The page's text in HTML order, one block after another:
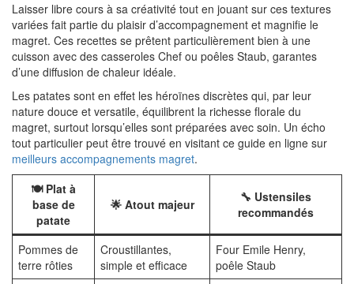
Laisser libre cours à sa créativité tout en jouant sur ces textures
variées fait partie du plaisir d’accompagnement et magnifie le
magret. Ces recettes se prêtent particulièrement bien à une
cuisson avec des casseroles Chef ou poêles Staub, garantes
d’une diffusion de chaleur idéale.
Les patates sont en effet les héroïnes discrètes qui, par leur
nature douce et versatile, équilibrent la richesse florale du
magret, surtout lorsqu’elles sont préparées avec soin. Un écho
tout particulier peut être trouvé en visitant ce guide en ligne sur
meilleurs accompagnements magret.
🍽️ Plat à
base de
patate
🌟 Atout majeur
🔧 Ustensiles
recommandés
Pommes de
terre rôties
Croustillantes,
simple et efficace
Four Emile Henry,
poêle Staub